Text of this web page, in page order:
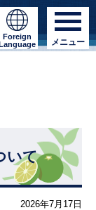
Foreign
メニュー
いて
2026年7月17日